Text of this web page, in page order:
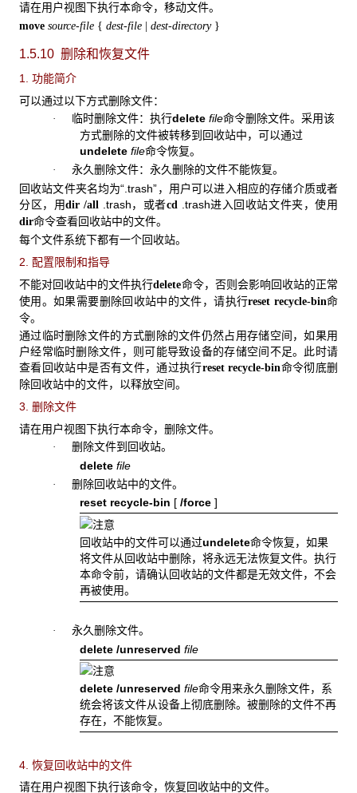
请在用户视图下执行本命令，移动文件。
move source-file { dest-file dest-directory }
1.5.10 删除和恢复文件
1. 功能简介
可以通过以下方式删除文件：
· 临时删除文件：执行delete file命令删除文件。采用该
方式删除的文件被转移到回收站中，可以通过
undelete file命令恢复。
· 永久删除文件：永久删除的文件不能恢复。
回收站文件夹名均为“.trash”，用户可以进入相应的存储介质或者
分区，用dir /all .trash，或者cd .trash进入回收站文件夹，使用
dir命令查看回收站中的文件。
每个文件系统下都有一个回收站。
2. 配置限制和指导
不能对回收站中的文件执行delete命令，否则会影响回收站的正常
使用。如果需要删除回收站中的文件，请执行reset recycle-bin命
令。
通过临时删除文件的方式删除的文件仍然占用存储空间，如果用
户经常临时删除文件，则可能导致设备的存储空间不足。此时请
查看回收站中是否有文件，通过执行reset recycle-bin命令彻底删
除回收站中的文件，以释放空间。
3. 删除文件
请在用户视图下执行本命令，删除文件。
· 删除文件到回收站。
delete file
· 删除回收站中的文件。
reset recycle-bin [ /force ]
回收站中的文件可以通过undelete命令恢复，如果
将文件从回收站中删除，将永远无法恢复文件。执行
本命令前，请确认回收站的文件都是无效文件，不会
再被使用。
· 永久删除文件。
delete /unreserved file
delete /unreserved file命令用来永久删除文件，系
统会将该文件从设备上彻底删除。被删除的文件不再
存在，不能恢复。
4. 恢复回收站中的文件
请在用户视图下执行该命令，恢复回收站中的文件。